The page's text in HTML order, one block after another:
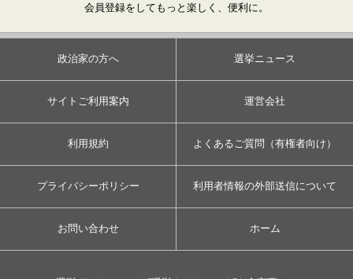
会員登録をしてもっと楽しく、便利に。
政治家の方へ 選挙ニュース
サイトご利用案内 運営会社
利用規約 よくあるご質問（有権者向け）
プライバシーポリシー 利用者情報の外部送信について
お問い合わせ ホーム